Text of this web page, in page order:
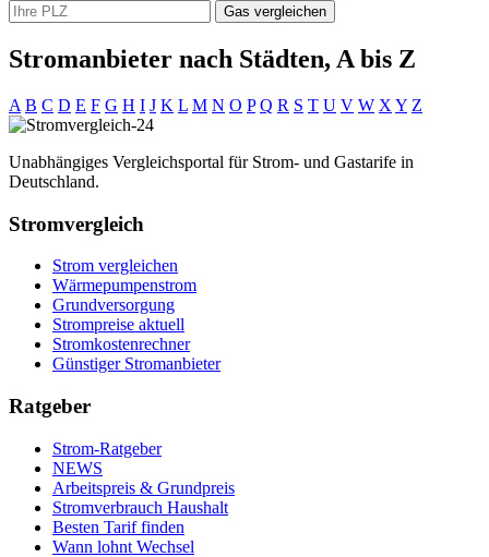
Gas vergleichen
Stromanbieter nach Städten, A bis Z
A B C D E F G H I J K L M N O P Q R S T U V W X Y Z
Unabhängiges Vergleichsportal für Strom- und Gastarife in
Deutschland.
Stromvergleich
Strom vergleichen
Wärmepumpenstrom
Grundversorgung
Strompreise aktuell
Stromkostenrechner
Günstiger Stromanbieter
Ratgeber
Strom-Ratgeber
NEWS
Arbeitspreis & Grundpreis
Stromverbrauch Haushalt
Besten Tarif finden
Wann lohnt Wechsel